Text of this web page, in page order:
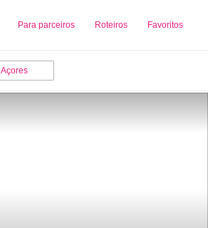
Para parceiros Roteiros Favoritos
Sobre nós Adicionar uma Empresa
Açores